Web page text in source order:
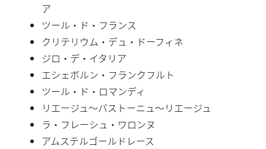
ア
ツール・ド・フランス
クリテリウム・デュ・ドーフィネ
ジロ・デ・イタリア
エシェボルン・フランクフルト
ツール・ド・ロマンディ
リエージュ〜バストーニュ〜リエージュ
ラ・フレーシュ・ワロンヌ
アムステルゴールドレース